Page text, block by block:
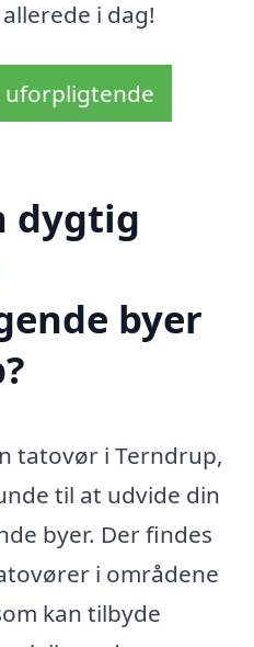
i dag!
uforpligtende
dygtig
byer
tatovør i Terndrup,
til at udvide din
byer. Der findes
i områdene
kan tilbyde